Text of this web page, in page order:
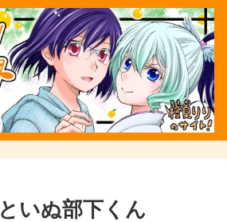
いぬ部下くん